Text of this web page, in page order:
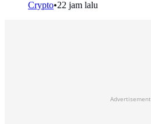
Crypto•22 jam lalu
Advertisement